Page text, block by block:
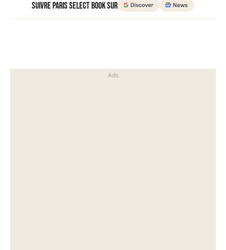
Suivre Paris Select Book sur